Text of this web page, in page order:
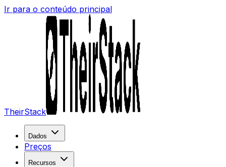
Ir para o conteúdo principal
TheirStack
Dados
Preços
Recursos